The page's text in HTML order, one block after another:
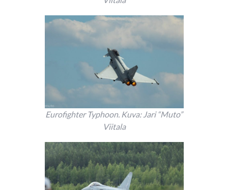
Eurofighter Typhoon. Kuva: Jari “Muto”
Viitala